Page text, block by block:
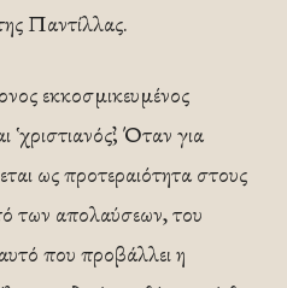
Παντίλλας.
εκκοσμικευμένος
Όταν για
ως προτεραιότητα στους
των απολαύσεων, του
που προβάλλει η